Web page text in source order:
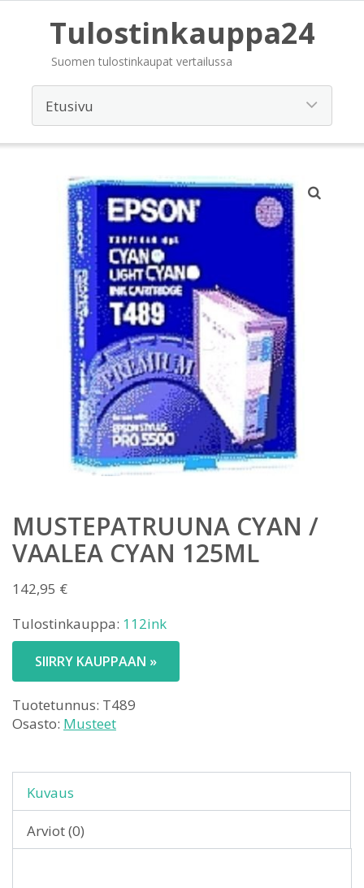
Tulostinkauppa24
Suomen tulostinkaupat vertailussa
MUSTEPATRUUNA CYAN /
VAALEA CYAN 125ML
142,95 €
Tulostinkauppa: 112ink
SIIRRY KAUPPAAN »
Tuotetunnus: T489
Osasto: Musteet
Kuvaus
Arviot (0)